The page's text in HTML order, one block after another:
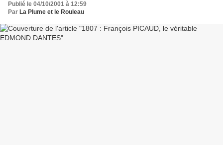
Publié le 04/10/2001 à 12:59
Par La Plume et le Rouleau